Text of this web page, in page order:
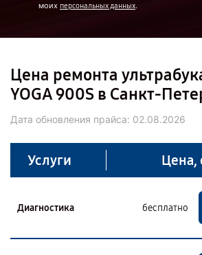
моих персональных данных.
Цена ремонта
YOGA 900S в Санкт-
Дата обновления прайса: 02.08.2026
Услуги Цена,
Диагностика бесплатно